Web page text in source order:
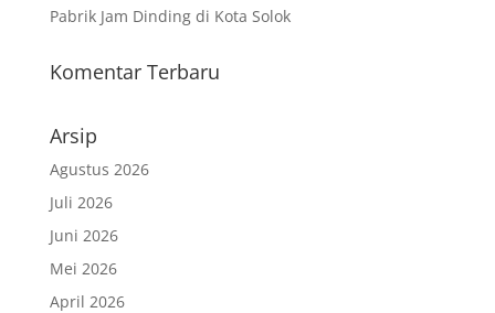
Pabrik Jam Dinding di Kota Solok
Komentar Terbaru
Arsip
Agustus 2026
Juli 2026
Juni 2026
Mei 2026
April 2026